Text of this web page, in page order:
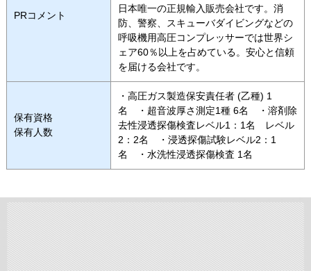
PRコメント
日本唯一の正規輸入販売会社です。消
防、警察、スキューバダイビングなどの
呼吸機用高圧コンプレッサーでは世界シ
ェア60％以上を占めている。安心と信頼
を届ける会社です。
保有資格
保有人数
・高圧ガス製造保安責任者 (乙種) 1
名 ・超音波厚さ測定1種 6名 ・溶剤除
去性浸透探傷検査レベル1：1名 レベル
2：2名 ・浸透探傷試験レベル2：1
名 ・水洗性浸透探傷検査 1名